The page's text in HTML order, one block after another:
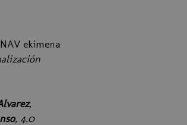
ekimena
,
, 4.0